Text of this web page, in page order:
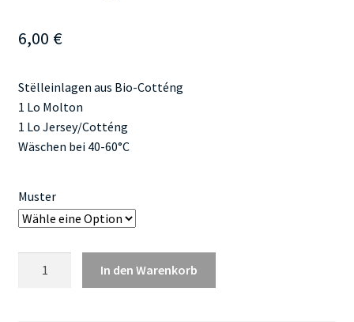
6,00 €
Stëlleinlagen aus Bio-Cotténg
1 Lo Molton
1 Lo Jersey/Cotténg
Wäschen bei 40-60°C
Muster
In den Warenkorb